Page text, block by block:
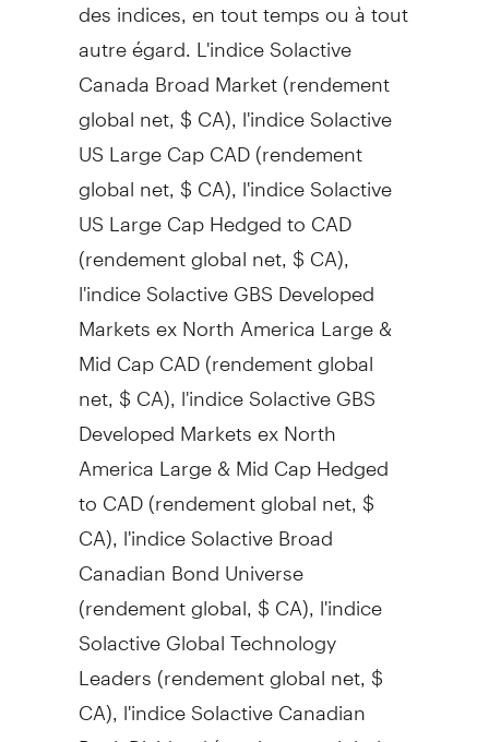
autre égard. L'indice Solactive
Canada Broad Market (rendement
global net, $ CA), l'indice Solactive
US Large Cap CAD (rendement
global net, $ CA), l'indice Solactive
US Large Cap Hedged to CAD
(rendement global net, $ CA),
l'indice Solactive GBS Developed
Markets ex North America Large &
Mid Cap CAD (rendement global
net, $ CA), l'indice Solactive GBS
Developed Markets ex North
America Large & Mid Cap Hedged
to CAD (rendement global net, $
CA), l'indice Solactive Broad
Canadian Bond Universe
(rendement global, $ CA), l'indice
Solactive Global Technology
Leaders (rendement global net, $
CA), l'indice Solactive Canadian